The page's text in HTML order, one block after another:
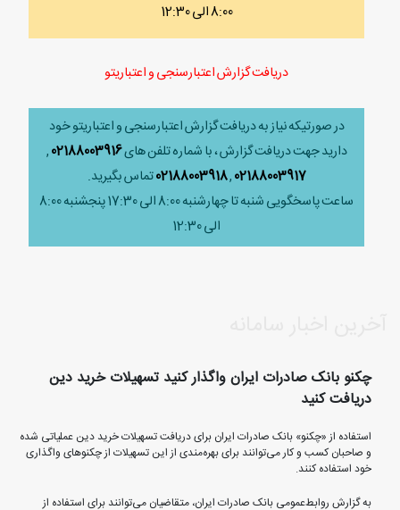
8:00 الی 12:30
دریافت گزارش اعتبارسنجی و اعتباریتو
در صورتیکه نیاز به دریافت گزارش اعتبارسنجی و اعتباریتو خود
دارید جهت دریافت گزارش ، با شماره تلفن های02188003916
,
02188003917
,
02188003918تماس بگیرید.
ساعت پاسخگویی شنبه تا چهارشنبه 8:00 الی 17:30 پنجشنبه 8:00
الی 12:30
چکنو بانک صادرات ایران واگذار کنید تسهیلات خرید دین
دریافت کنید
استفاده از «چکنو» بانک صادرات ایران برای دریافت تسهیلات خرید دین عملیاتی شده
و صاحبان کسب و کار می‌توانند برای بهره‌مندی از این تسهیلات از چکنو‌های واگذاری
خود استفاده کنند.
به گزارش روابط‌عمومی بانک صادرات ایران، متقاضیان می‌توانند برای استفاده از